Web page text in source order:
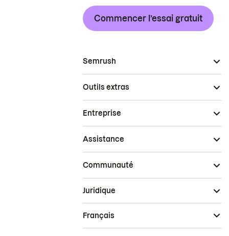
Commencer l’essai gratuit
Semrush
Outils extras
Entreprise
Assistance
Communauté
Juridique
Français